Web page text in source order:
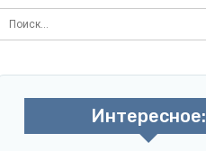
Интересное: